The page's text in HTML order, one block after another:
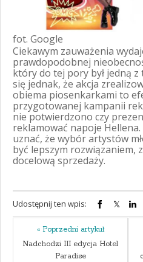
fot. Google
Ciekawym zauważenia
prawdopodobnej
który do tej pory był jedną
się jednak, że akcja
obiema piosenkarkami to
przygotowanej kampanii
nie potwierdzono czy
reklamować napoje
uznać, że wybór artystów
być lepszym rozwiązaniem,
docelową sprzedaży.
Udostępnij ten wpis:
« Poprzedni artykuł
Nadchodzi III edycja Hotel
Paradise